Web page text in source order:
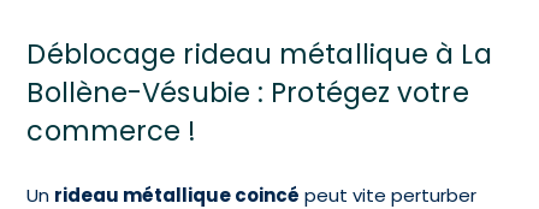
Déblocage rideau métallique à La
Bollène-Vésubie : Protégez votre
commerce !
Un rideau métallique coincé peut vite perturber